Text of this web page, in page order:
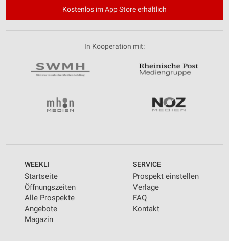
Kostenlos im App Store erhältlich
In Kooperation mit:
WEEKLI
Startseite
Öffnungszeiten
Alle Prospekte
Angebote
Magazin
SERVICE
Prospekt einstellen
Verlage
FAQ
Kontakt